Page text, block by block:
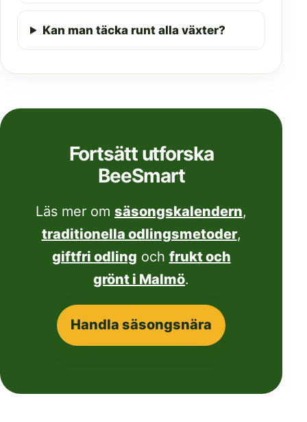
Kan man täcka runt alla växter?
Fortsätt utforska
BeeSmart
Läs mer omsäsongskalendern,
traditionella odlingsmetoder,
giftfri odling och frukt och
grönt i Malmö.
Handla säsongsnära